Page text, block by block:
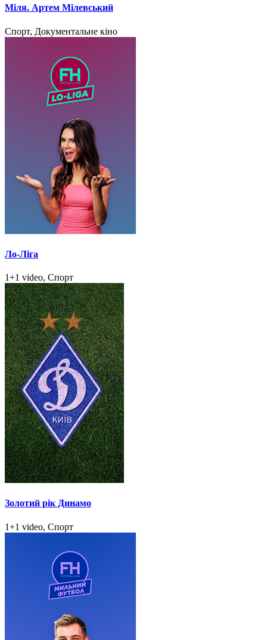
Міля. Артем Мілевський
Спорт, Документальне кіно
Ло-Ліга
1+1 video, Спорт
Золотий рік Динамо
1+1 video, Спорт